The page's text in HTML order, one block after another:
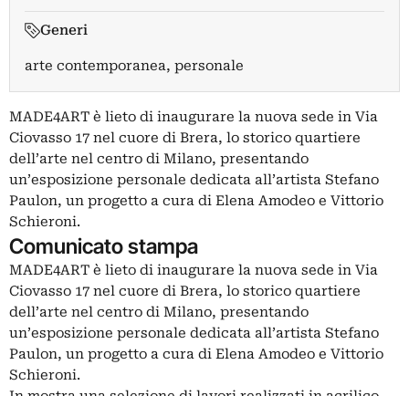
Generi
arte contemporanea, personale
MADE4ART è lieto di inaugurare la nuova sede in Via
Ciovasso 17 nel cuore di Brera, lo storico quartiere
dell’arte nel centro di Milano, presentando
un’esposizione personale dedicata all’artista Stefano
Paulon, un progetto a cura di Elena Amodeo e Vittorio
Schieroni.
Comunicato stampa
MADE4ART è lieto di inaugurare la nuova sede in Via
Ciovasso 17 nel cuore di Brera, lo storico quartiere
dell’arte nel centro di Milano, presentando
un’esposizione personale dedicata all’artista Stefano
Paulon, un progetto a cura di Elena Amodeo e Vittorio
Schieroni.